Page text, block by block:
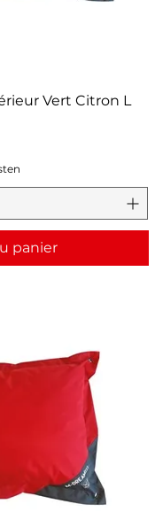
Vert Citron L
panier